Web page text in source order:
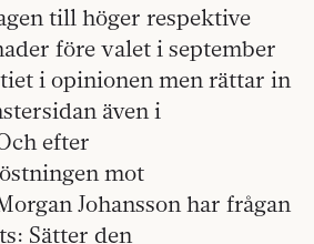
till höger respektive
före valet i september
i opinionen men rättar in
även i
efter
mot
Johansson har frågan
Sätter den